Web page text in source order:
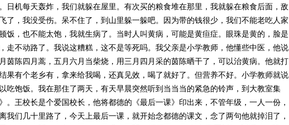
日机每天轰炸，我们就躲在屋里。有次买的粮食堆在那里，我就躲在粮食后面，敌
了，我没受伤。呆不住了，到山里躲一躲吧。因为带的钱很少，我们不能老吃人家
饭，也不能太饱，我就生病了。当时人叫黄病，可能是黄疸症。眼珠是黄的，脸是
走不动路了。我说这糟糕，这不是等死吗。我父亲是小学教师，他懂些中医，他说
茵陈四月蒿，五月六月当柴烧，用三月四月采的茵陈晒干了，可以治黄病。他就打
果有个老乡有，拿来给我喝，还真见效，喝了就好了。但营养不好。小学教师就说
吃饱饭。我在那住了两天，有天早晨突然听到当当当的紧急的铃声，到大教室集
。王校长是个爱国校长，他将都德的《最后一课》印出来，不管年级，一人一份，
我们几十里路了，今天上最后一课，就开始念都德的课文，念了两句他就掉泪了，